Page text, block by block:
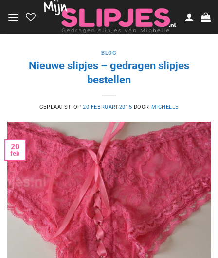
naar
BLOG
Nieuwe slipjes – gedragen slipjes
bestellen
GEPLAATST OP20 FEBRUARI 2015 DOOR MICHELLE
20
feb